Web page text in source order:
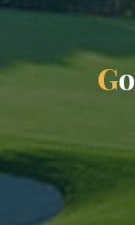
Go